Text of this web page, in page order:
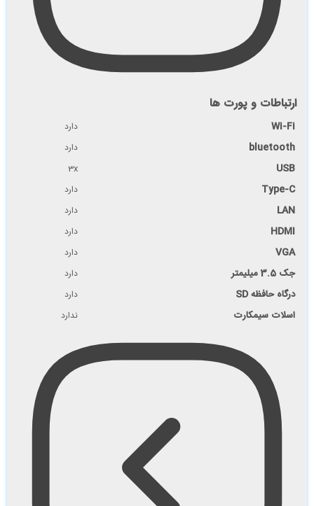
ارتباطات و پورت ها
Wi-Fi دارد
bluetooth دارد
USB
3x
Type-C دارد
LAN دارد
HDMI دارد
VGA دارد
جک 3.5 میلیمتر دارد
درگاه حافظه SD دارد
اسلات سیمکارت ندارد